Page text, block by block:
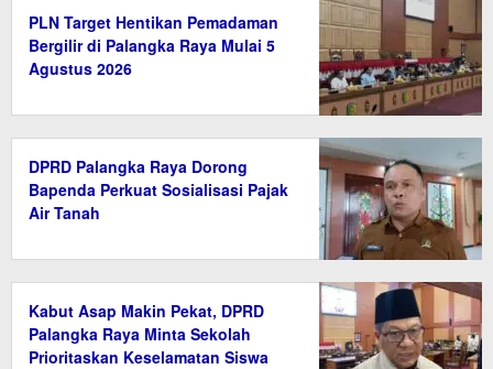
PLN Target Hentikan Pemadaman
Bergilir di Palangka Raya Mulai 5
Agustus 2026
DPRD Palangka Raya Dorong
Bapenda Perkuat Sosialisasi Pajak
Air Tanah
Kabut Asap Makin Pekat, DPRD
Palangka Raya Minta Sekolah
Prioritaskan Keselamatan Siswa